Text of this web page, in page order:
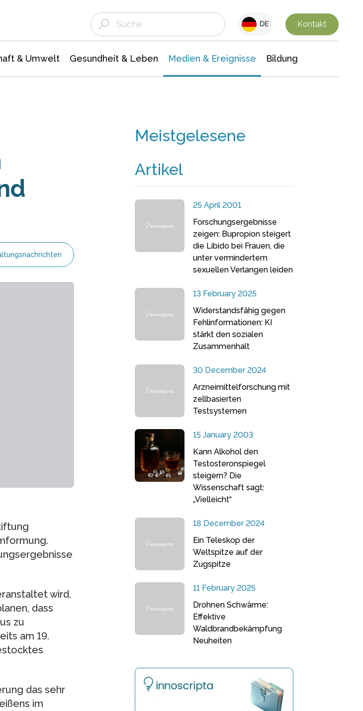
DE Kontakt
& Umwelt Gesundheit & Leben Medien & Ereignisse Bildung
wird,
dass
zu
am 19.
das sehr
im
Meistgelesene
Artikel
25 April 2001
Forschungsergebnisse
zeigen: Bupropion steigert
die Libido bei Frauen, die
unter vermindertem
sexuellen Verlangen leiden
13 February 2025
Widerstandsfähig gegen
Fehlinformationen: KI
stärkt den sozialen
Zusammenhalt
30 December 2024
Arzneimittelforschung mit
zellbasierten
Testsystemen
15 January 2003
Kann Alkohol den
Testosteronspiegel
steigern? Die
Wissenschaft sagt:
„Vielleicht“
18 December 2024
Ein Teleskop der
Weltspitze auf der
Zugspitze
11 February 2025
Drohnen Schwärme:
Effektive
Waldbrandbekämpfung
Neuheiten